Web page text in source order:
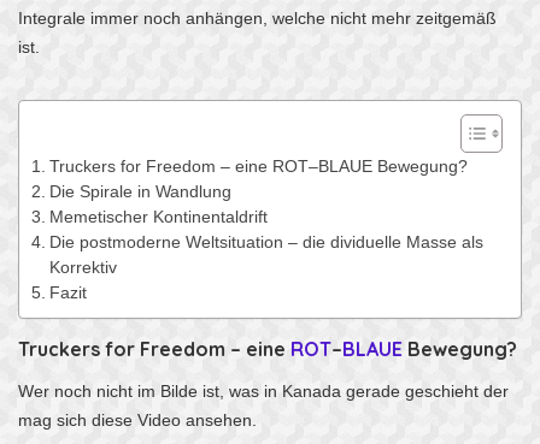
Integrale immer noch anhängen, welche nicht mehr zeitgemäß
ist.
Truckers for Freedom – eine ROT–BLAUE Bewegung?
Die Spirale in Wandlung
Memetischer Kontinentaldrift
Die postmoderne Weltsituation – die dividuelle Masse als
Korrektiv
Fazit
Truckers for Freedom – eine ROT–BLAUE Bewegung?
Wer noch nicht im Bilde ist, was in Kanada gerade geschieht der
mag sich diese Video ansehen.